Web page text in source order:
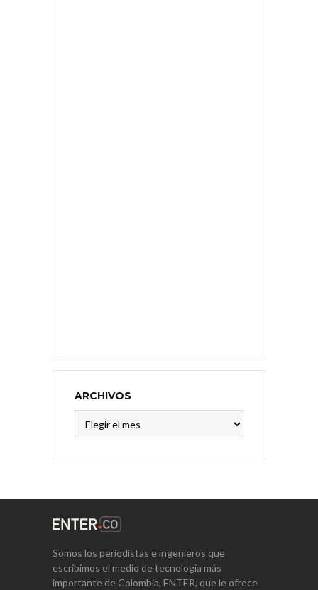
ARCHIVOS
Somos los periodistas e ingenieros que
escribimos el medio de tecnología más
importante de Colombia, ENTER, que le ofrece